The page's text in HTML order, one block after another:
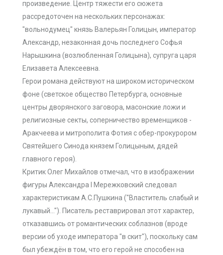
произведение. Центр тяжести его сюжета
рассредоточен на нескольких персонажах:
"вольнодумец" князь Валерьян Голицын, император
Александр, незаконная дочь последнего Софья
Нарышкина (возлюбленная Голицына), супруга царя
Елизавета Алексеевна.
Герои романа действуют на широком историческом
фоне (светское общество Петербурга, основные
центры дворянского заговора, масонские ложи и
религиозные секты, соперничество временщиков -
Аракчеева и митрополита Фотия с обер-прокурором
Святейшего Синода князем Голицыным, дядей
главного героя).
Критик Олег Михайлов отмечал, что в изображении
фигуры Александра I Мережковский следовал
характеристикам А.С.Пушкина ("Властитель слабый и
лукавый…"). Писатель реставрировал этот характер,
отказавшись от романтических соблазнов (вроде
версии об уходе императора "в скит"), поскольку сам
был убеждён в том, что его герой не способен на